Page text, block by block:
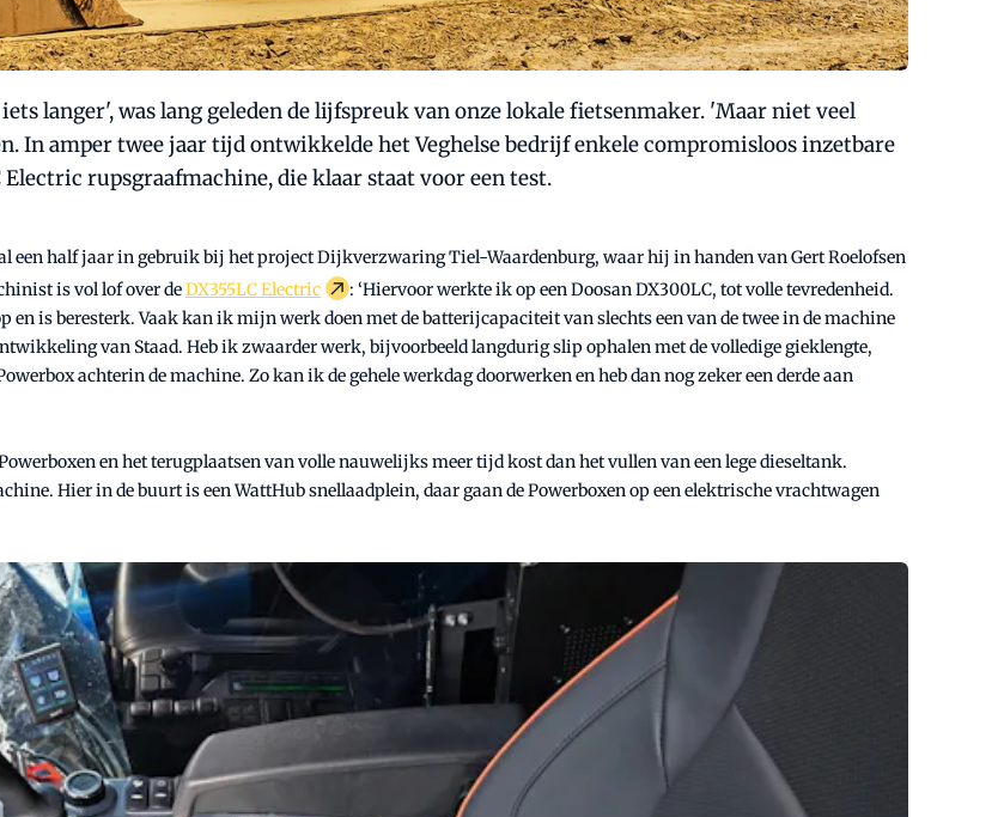
langer', was lang geleden de lijfspreuk van onze lokale fietsenmaker. 'Maar niet veel
In amper twee jaar tijd ontwikkelde het Veghelse bedrijf enkele compromisloos inzetbare
rupsgraafmachine, die klaar staat voor een test.
een half jaar in gebruik bij het project Dijkverzwaring Tiel-Waardenburg, waar hij in handen van Gert Roelofsen
is vol lof over deDX355LC Electric
: ‘Hiervoor werkte ik op een Doosan DX300LC, tot volle tevredenheid.
is beresterk. Vaak kan ik mijn werk doen met de batterijcapaciteit van slechts een van de twee in de machine
van Staad. Heb ik zwaarder werk, bijvoorbeeld langdurig slip ophalen met de volledige gieklengte,
achterin de machine. Zo kan ik de gehele werkdag doorwerken en heb dan nog zeker een derde aan
en het terugplaatsen van volle nauwelijks meer tijd kost dan het vullen van een lege dieseltank.
Hier in de buurt is een WattHub snellaadplein, daar gaan de Powerboxen op een elektrische vrachtwagen